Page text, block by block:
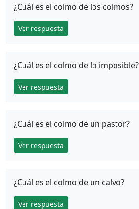
¿Cuál es el colmo de los colmos?
Ver respuesta
¿Cuál es el colmo de lo imposible?
Ver respuesta
¿Cuál es el colmo de un pastor?
Ver respuesta
¿Cuál es el colmo de un calvo?
Ver respuesta